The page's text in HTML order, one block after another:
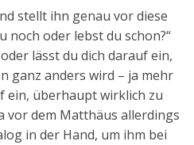
stellt ihn genau vor diese
noch oder lebst du schon?“
lässt du dich darauf ein,
ganz anders wird – ja mehr
ein, überhaupt wirklich zu
vor dem Matthäus allerdings
in der Hand, um ihm bei